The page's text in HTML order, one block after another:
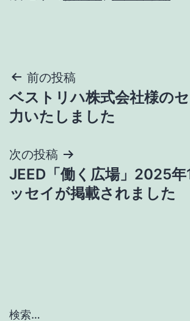
投
稿
ビ
ゲ
ン
前の投稿
ベストリハ株式会社様の
力いたしました
次の投稿
JEED「働く広場」2025年
ッセイが掲載されました
検索…